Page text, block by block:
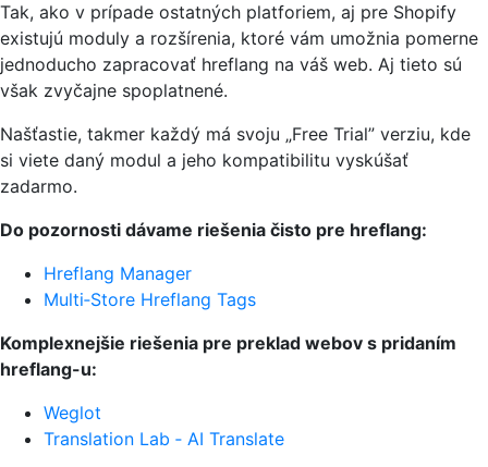
Tak, ako v prípade ostatných platforiem, aj pre Shopify
existujú moduly a rozšírenia, ktoré vám umožnia pomerne
jednoducho zapracovať hreflang na váš web. Aj tieto sú
však zvyčajne spoplatnené.
Našťastie, takmer každý má svoju „Free Trial” verziu, kde
si viete daný modul a jeho kompatibilitu vyskúšať
zadarmo.
Do pozornosti dávame riešenia čisto pre hreflang:
Hreflang Manager
Multi‑Store Hreflang Tags
Komplexnejšie riešenia pre preklad webov s pridaním
hreflang-u:
Weglot
Translation Lab ‑ AI Translate